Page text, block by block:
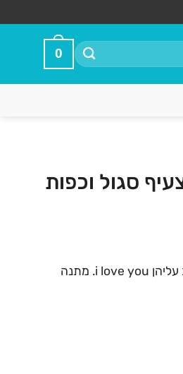
0
צעיף סגול וכפות
דובי ענק בגובה 2 מטר עם צעיף סגול וכפות רגליים שכתוב עליהן i love you. מתנה